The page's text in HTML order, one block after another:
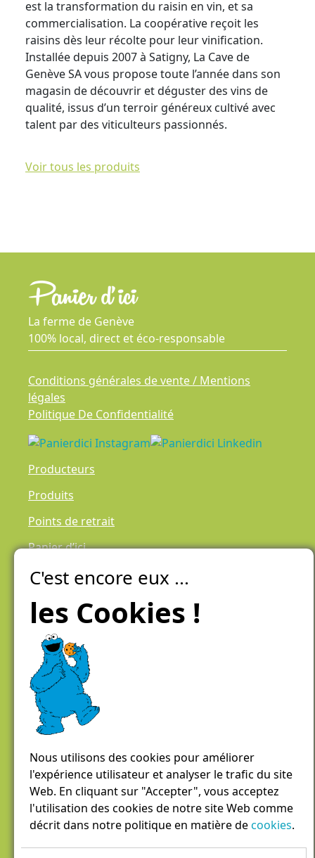
est la transformation du raisin en vin, et sa
commercialisation. La coopérative reçoit les
raisins dès leur récolte pour leur vinification.
Installée depuis 2007 à Satigny, La Cave de
Genève SA vous propose toute l’année dans son
magasin de découvrir et déguster des vins de
qualité, issus d’un terroir généreux cultivé avec
talent par des viticulteurs passionnés.
Voir tous les produits
La ferme de Genève
100% local, direct et éco-responsable
Conditions générales de vente / Mentions
légales
Politique De Confidentialité
Producteurs
Produits
Points de retrait
Panier d’ici
Laiteries Réunies Genève
Créer mon compte
Chemin des Aulx 6,
1228 Plan-les-Ouates
Case postale 1055
1211 Genève 26
022 884 81 81
panierdici@lrgg.ch
C'est encore eux ...
les Cookies !
Nous utilisons des cookies pour améliorer
l'expérience utilisateur et analyser le trafic du site
Web. En cliquant sur "Accepter", vous acceptez
l'utilisation des cookies de notre site Web comme
décrit dans notre politique en matière decookies.